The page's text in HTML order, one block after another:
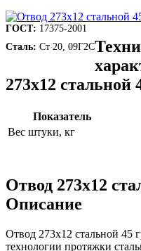
ГОСТ: 17375-2001
Сталь: Ст 20, 09Г2С
273х12 стальной
Показатель
Вес штуки, кг
Отвод 273х12
Описание
Отвод 273х12 стальной 45
технологии протяжки